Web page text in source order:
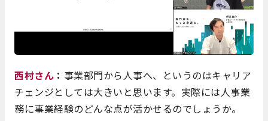
西村さん ： 事業部門から人事へ、というのはキャリア
チェンジとしては大きいと思います。実際には人事業
務に事業経験のどんな点が活かせるのでしょうか。